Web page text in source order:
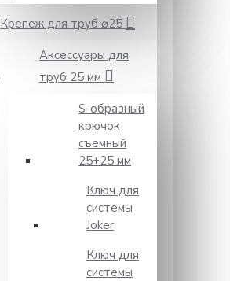
Крепеж для труб ⌀25
Аксессуары для
труб 25 мм
S-образный
крючок
съемный
25+25 мм
Ключ для
системы
Joker
Ключ для
системы